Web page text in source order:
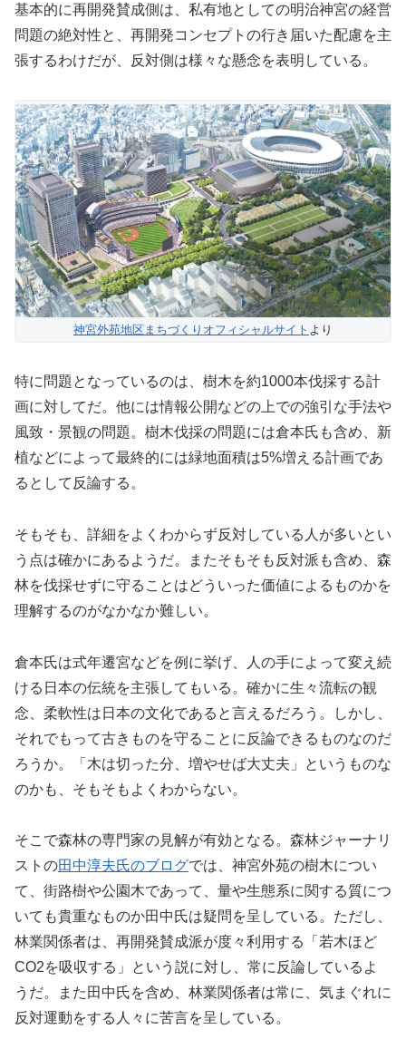
基本的に再開発賛成側は、私有地としての明治神宮の経営
問題の絶対性と、再開発コンセプトの行き届いた配慮を主
張するわけだが、反対側は様々な懸念を表明している。
神宮外苑地区まちづくりオフィシャルサイト より
特に問題となっているのは、樹木を約1000本伐採する計
画に対してだ。他には情報公開などの上での強引な手法や
風致・景観の問題。樹木伐採の問題には倉本氏も含め、新
植などによって最終的には緑地面積は5%増える計画であ
るとして反論する。
そもそも、詳細をよくわからず反対している人が多いとい
う点は確かにあるようだ。またそもそも反対派も含め、森
林を伐採せずに守ることはどういった価値によるものかを
理解するのがなかなか難しい。
倉本氏は式年遷宮などを例に挙げ、人の手によって変え続
ける日本の伝統を主張してもいる。確かに生々流転の観
念、柔軟性は日本の文化であると言えるだろう。しかし、
それでもって古きものを守ることに反論できるものなのだ
ろうか。「木は切った分、増やせば大丈夫」というものな
のかも、そもそもよくわからない。
そこで森林の専門家の見解が有効となる。森林ジャーナリ
ストの田中淳夫氏のブログでは、神宮外苑の樹木につい
て、街路樹や公園木であって、量や生態系に関する質につ
いても貴重なものか田中氏は疑問を呈している。ただし、
林業関係者は、再開発賛成派が度々利用する「若木ほど
CO2を吸収する」という説に対し、常に反論しているよ
うだ。また田中氏を含め、林業関係者は常に、気まぐれに
反対運動をする人々に苦言を呈している。